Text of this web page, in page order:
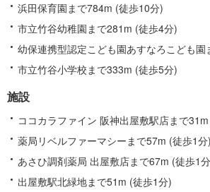
浜田保育園まで784m (徒歩10分)
市立竹谷幼稚園まで281m (徒歩4分)
幼保連携型認定こども園あすなろこども
市立竹谷小学校まで333m (徒歩5分)
施設
ココカラファイン 阪神出屋敷駅店まで
薬局リベルファーマシーまで57m (徒歩1分)
あさひ調剤薬局 出屋敷店まで67m (徒歩1
出屋敷駅北緑地まで51m (徒歩1分)